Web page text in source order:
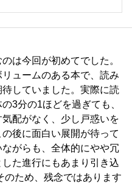
は今回が初めてでした。
リュームのある本で、読み
していました。実際に読
3分の1ほどを過ぎても、
配がなく、少し戸惑いを
後に面白い展開が待って
がらも、全体的にやや冗
た進行にもあまり引き込
のため、残念ではあります